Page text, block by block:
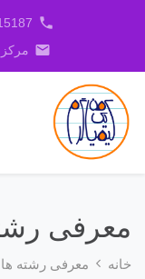
phone
email مرکز
معرفی
خانه معرفی رشته